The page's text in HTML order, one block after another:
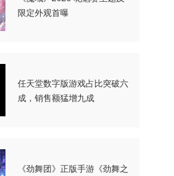
限定外观首曝
任天堂数字版游戏占比突破六
成，销售额猛增九成
《劲舞团》正版手游《劲舞之